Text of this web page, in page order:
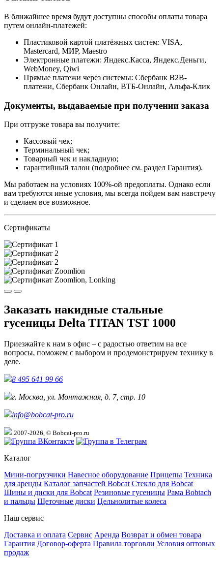
В ближайшее время будут доступны способы оплаты товара
путем онлайн-платежей:
Пластиковой картой платёжных систем: VISA,
Mastercard, МИР, Maestrо
Электронные платежи: Яндекс.Касса, Яндекс.Деньги,
WebMoney, Qiwi
Прямые платежи через системы: Сбербанк B2B-
платежи, Сбербанк Онлайн, ВТБ-Онлайн, Альфа-Клик
Документы, выдаваемые при получении заказа
При отгрузке товара вы получите:
Кассовый чек;
Терминальный чек;
Товарный чек и накладную;
гарантийный талон (подробнее см. раздел Гарантия).
Мы работаем на условиях 100%-ой предоплаты. Однако если
вам требуются иные условия, мы всегда пойдем вам навстречу
и сделаем все возможное.
Сертификаты
Заказать накидные стальные
гусеницы Delta TITAN TST 1000
Приезжайте к нам в офис – с радостью ответим на все
вопросы, поможем с выбором и продемонстрируем технику в
деле.
8 495 641 99 66
г. Москва, ул. Монтажная, д. 7, стр. 10
info@bobcat-pro.ru
2007-2026, © Bobcat-pro.ru
Каталог
Мини-погрузчики Навесное оборудование Прицепы Техника
для аренды Каталог запчастей Bobcat Стекло для Bobcat
Шины и диски для Bobcat Резиновые гусеницы Рама Bobtach
и пальцы Щеточные диски Цельнолитые колеса
Наш сервис
Доставка и оплата Сервис Аренда Возврат и обмен товара
Гарантия Договор-оферта Правила торговли Условия оптовых
продаж